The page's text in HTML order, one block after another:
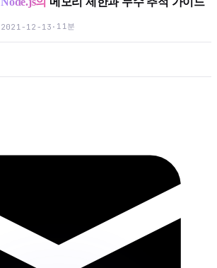
2021-12-13 · 11분